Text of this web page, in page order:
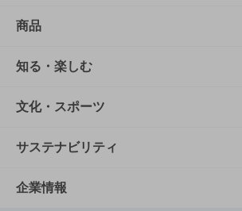
商品
商品TOP
商品一覧
商品発売情報
栄養成分一覧
知る・楽しむ
知る・楽しむTOP
キャンペーン
工場見学
文化・スポーツ
文化・スポーツTOP
サントリーホール
サステナビリティ
サステナビリティTOP
企業情報